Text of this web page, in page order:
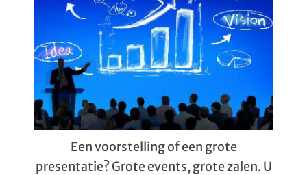
Een voorstelling of een grote
presentatie? Grote events, grote zalen. U